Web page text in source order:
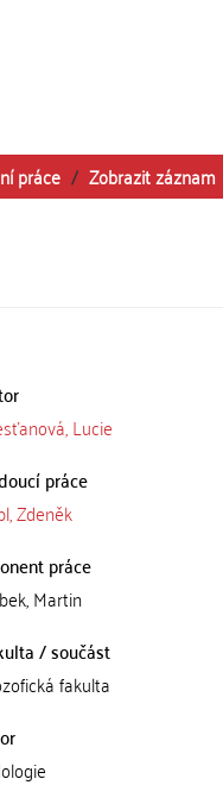
práce Zobrazit záznam
Lucie
práce
Zdeněk
práce
Martin
/ součást
fakulta